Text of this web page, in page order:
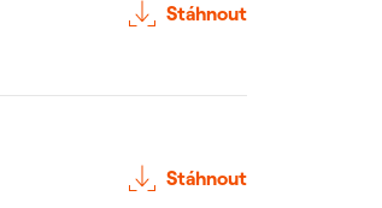
Stáhnout
Stáhnout